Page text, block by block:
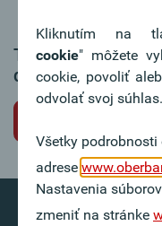
Táto ponuka
dispozícii.
Kliknutím na
cookie" môžete
cookie, povoliť
odvolať svoj súhlas.
Všetky podrobnosti
adrese
Nastavenia
zmeniť na stránke